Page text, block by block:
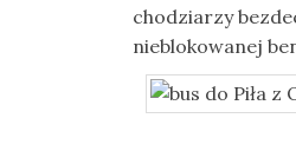
chodziarzy
nieblokowanej